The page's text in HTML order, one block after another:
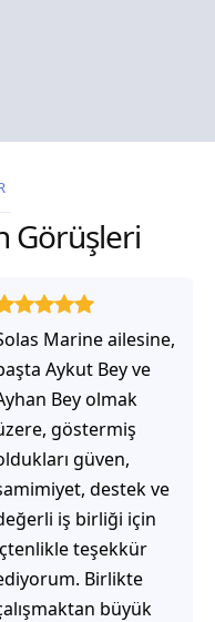
Görüşleri
Marine ile
gerçekten
üretmeye
olduğunu
fark
hızlı ve
çözümler
çalışıyorlar.